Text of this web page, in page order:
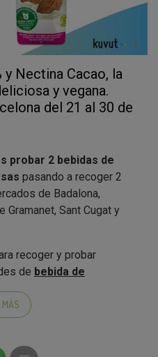
y Nectina Cacao, la
y vegana.
del 21 al 30 de
probar 2 bebidas de
pasando a recoger 2
de Badalona,
Gramanet, Sant Cugat y
recoger y probar
de bebida de
0% y Nectina
a recogerlas
Date prisa que las
MÁS